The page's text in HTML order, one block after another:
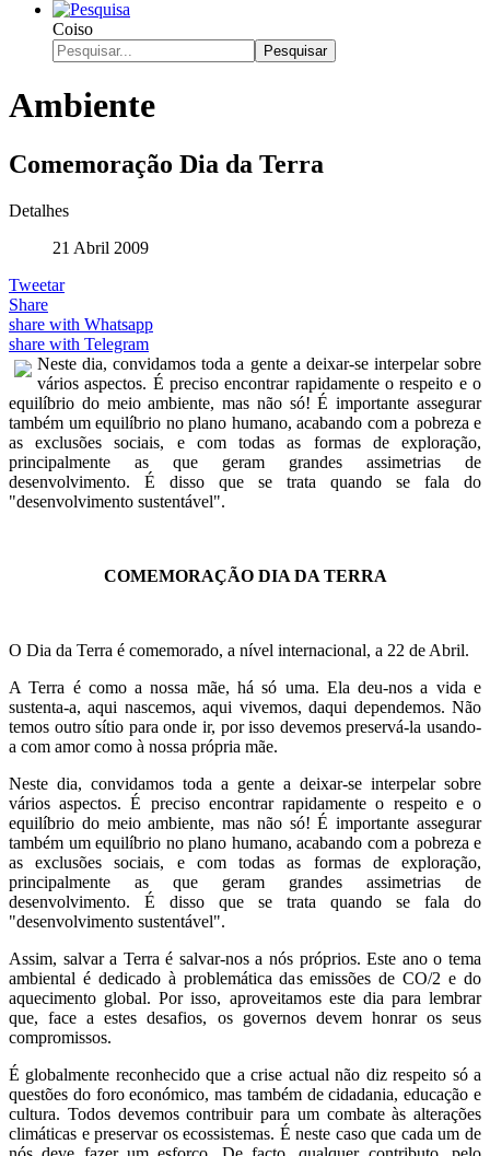
Coiso
Pesquisar
Ambiente
Comemoração Dia da Terra
Detalhes
21 Abril 2009
Tweetar
Share
share with Whatsapp
share with Telegram
Neste dia, convidamos toda a gente a deixar-se interpelar sobre
vários aspectos. É preciso encontrar rapidamente o respeito e o
equilíbrio do meio ambiente, mas não só! É importante assegurar
também um equilíbrio no plano humano, acabando com a pobreza e
as exclusões sociais, e com todas as formas de exploração,
principalmente as que geram grandes assimetrias de
desenvolvimento. É disso que se trata quando se fala do
"desenvolvimento sustentável".
COMEMORAÇÃO DIA DA TERRA
O Dia da Terra é comemorado, a nível internacional, a 22 de Abril.
A Terra é como a nossa mãe, há só uma. Ela deu-nos a vida e
sustenta-a, aqui nascemos, aqui vivemos, daqui dependemos. Não
temos outro sítio para onde ir, por isso devemos preservá-la usando-
a com amor como à nossa própria mãe.
Neste dia, convidamos toda a gente a deixar-se interpelar sobre
vários aspectos. É preciso encontrar rapidamente o respeito e o
equilíbrio do meio ambiente, mas não só! É importante assegurar
também um equilíbrio no plano humano, acabando com a pobreza e
as exclusões sociais, e com todas as formas de exploração,
principalmente as que geram grandes assimetrias de
desenvolvimento. É disso que se trata quando se fala do
"desenvolvimento sustentável".
Assim, salvar a Terra é salvar-nos a nós próprios. Este ano o tema
ambiental é dedicado à problemática das emissões de CO/2 e do
aquecimento global. Por isso, aproveitamos este dia para lembrar
que, face a estes desafios, os governos devem honrar os seus
compromissos.
É globalmente reconhecido que a crise actual não diz respeito só a
questões do foro económico, mas também de cidadania, educação e
cultura. Todos devemos contribuir para um combate às alterações
climáticas e preservar os ecossistemas. É neste caso que cada um de